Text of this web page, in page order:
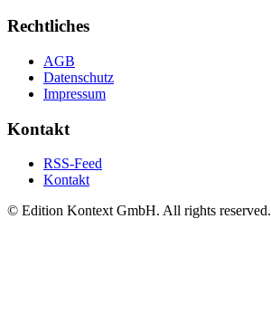
Rechtliches
AGB
Datenschutz
Impressum
Kontakt
RSS-Feed
Kontakt
© Edition Kontext GmbH. All rights reserved.